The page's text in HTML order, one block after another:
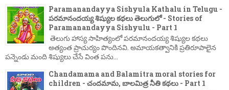
Paramanandayya Sishyula Kathalu in Telugu -
పరమానందయ్య శిష్యుల కథలు తెలుగులో - Stories of
Paramanandayya Sishyulu - Part 1
తెలుగు హాస్య సాహిత్యంలో పరమానందయ్య శిష్యుల కథలు
అత్యంత ప్రాచుర్యం పొందినవి. అమాయకత్వానికి ప్రతిరూపాలైన
పన్నెండు మంది శిష్యులు చేసే వింత పను...
Chandamama and Balamitra moral stories for
children - చందమామ, బాలమిత్ర నీతి కథలు - Part 1